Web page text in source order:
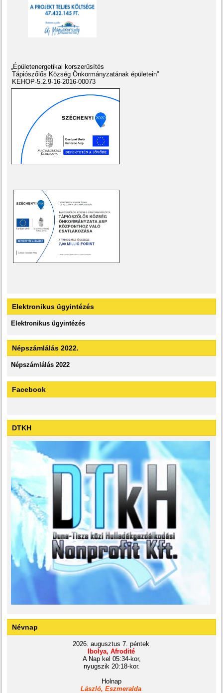
„Épületenergetikai korszerűsítés
Tápiószőlős Község Önkormányzatának épületein”
KEHOP-5.2.9-16-2016-00073
Elektronikus ügyintézés
Elektronikus ügyintézés
Népszámlálás 2022.
Népszámlálás 2022
Facebook
DTKH
Névnap
2026. augusztus 7. péntek
Ibolya, Afrodité
A Nap kel 05:34-kor,
nyugszik 20:18-kor.
Holnap
László, Eszmeralda